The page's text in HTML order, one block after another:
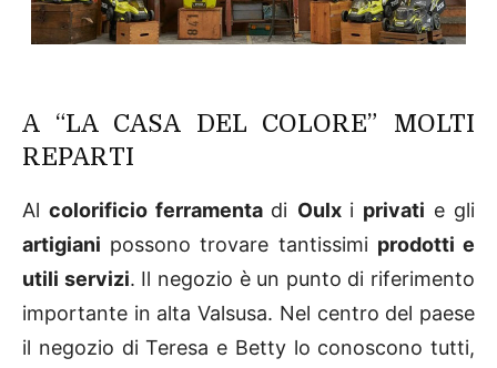
A “LA CASA DEL COLORE” MOLTI
REPARTI
Alcolorificio ferramenta di Oulx i privati e gli
artigiani possono trovare tantissimi prodotti e
utili servizi. Il negozio è un punto di riferimento
importante in alta Valsusa. Nel centro del paese
il negozio di Teresa e Betty lo conoscono tutti,